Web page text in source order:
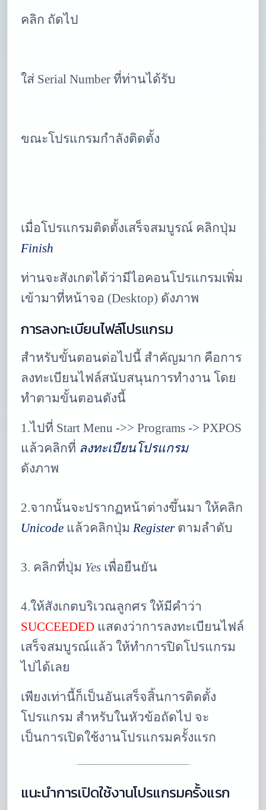
คลิก ถัดไป
ใส่ Serial Number ที่ท่านได้รับ
ขณะโปรแกรมกำลังติดตั้ง
เมื่อโปรแกรมติดตั้งเสร็จสมบูรณ์ คลิกปุ่ม
Finish
ท่านจะสังเกตได้ว่ามีไอคอนโปรแกรมเพิ่ม
เข้ามาที่หน้าจอ (Desktop) ดังภาพ
การลงทะเบียนไฟล์โปรแกรม
สำหรับขั้นตอนต่อไปนี้ สำคัญมาก คือการ
ลงทะเบียนไฟล์สนับสนุนการทำงาน โดย
ทำตามขั้นตอนดังนี้
1.ไปที่ Start Menu ->> Programs -> PXPOS
แล้วคลิกที่ ลงทะเบียนโปรแกรม
ดังภาพ
2.จากนั้นจะปรากฏหน้าต่างขึ้นมา ให้คลิก
Unicode แล้วคลิกปุ่ม Register ตามลำดับ
3. คลิกที่ปุ่ม Yes เพื่อยืนยัน
4.ให้สังเกตบริเวณลูกศร ให้มีคำว่า
SUCCEEDED แสดงว่าการลงทะเบียนไฟล์
เสร็จสมบูรณ์แล้ว ให้ทำการปิดโปรแกรม
ไปได้เลย
เพียงเท่านี้ก็เป็นอันเสร็จสิ้นการติดตั้ง
โปรแกรม สำหรับในหัวข้อถัดไป จะ
เป็นการเปิดใช้งานโปรแกรมครั้งแรก
——————————————–
แนะนำการเปิดใช้งานโปรแกรมครั้งแรก